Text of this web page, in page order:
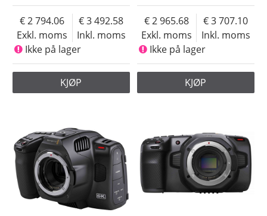
Exkl. moms
2 794.06
Inkl. moms
3 492.58
Ikke på lager
KJØP
Exkl. moms
2 965.68
Inkl. moms
3 707.10
Ikke på lager
KJØP